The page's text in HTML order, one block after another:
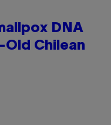
DNA
Old Chilean